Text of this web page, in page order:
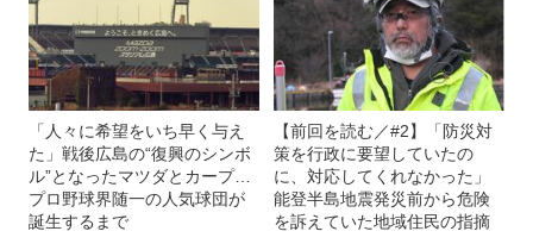
「人々に希望をいち早く与え
た」戦後広島の“復興のシンボ
ル”となったマツダとカープ…
プロ野球界随一の人気球団が
誕生するまで
【前回を読む／#2】「防災対
策を行政に要望していたの
に、対応してくれなかった」
能登半島地震発災前から危険
を訴えていた地域住民の指摘